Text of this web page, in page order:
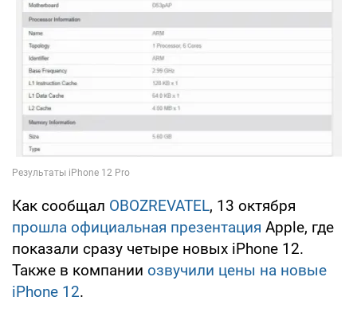
Как сообщал OBOZREVATEL, 13 октября
прошла официальная презентация Apple, где
показали сразу четыре новых iPhone 12.
Также в компании озвучили цены на новые
iPhone 12.